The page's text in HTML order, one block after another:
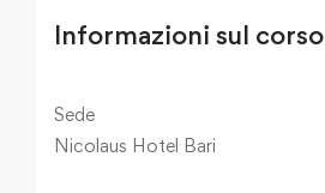
Informazioni sul corso
Sede
Nicolaus Hotel Bari